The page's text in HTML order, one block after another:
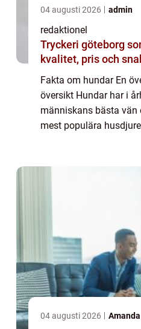
04 augusti 2026 admin
redaktionel
Tryckeri göteborg
kvalitet, pris och
Fakta om hundar En
översikt Hundar har i
människans bästa vän
mest populära
04 augusti 2026